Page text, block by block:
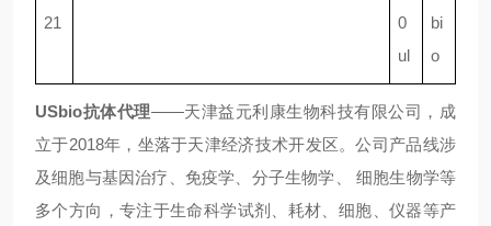
21
0
ul
bi
o
USbio抗体代理——天津益元利康生物科技有限公司，成
立于2018年，坐落于天津经济技术开发区。公司产品线涉
及细胞与基因治疗、免疫学、分子生物学、 细胞生物学等
多个方向，专注于生命科学试剂、耗材、细胞、仪器等产